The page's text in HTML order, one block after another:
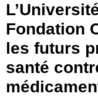
Fondation
les futurs
santé